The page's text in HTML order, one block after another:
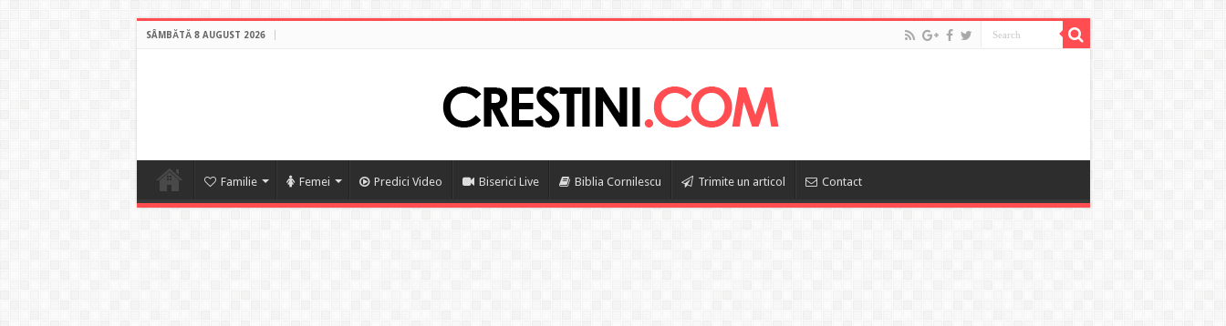
SÂMBĂTĂ 8 AUGUST 2026
Familie Femei Predici Video Biserici Live Biblia Cornilescu Trimite un articol Contact